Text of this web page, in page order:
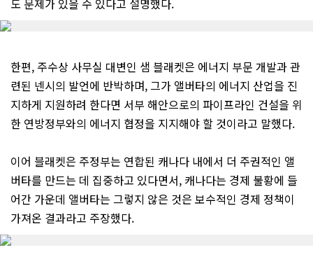
도 문제가 있을 수 있다고 설명했다.
한편, 주수상 사무실 대변인 샘 블래켓은 에너지 부문 개발과 관
련된 넨시의 발언에 반박하며, 그가 앨버타의 에너지 산업을 진
지하게 지원하려 한다면 서부 해안으로의 파이프라인 건설을 위
한 연방정부와의 에너지 협정을 지지해야 할 것이라고 말했다.
이어 블래켓은 주정부는 연합된 캐나다 내에서 더 주권적인 앨
버타를 만드는 데 집중하고 있다면서, 캐나다는 경제 불황에 들
어간 가운데 앨버타는 그렇지 않은 것은 보수적인 경제 정책이
가져온 결과라고 주장했다.